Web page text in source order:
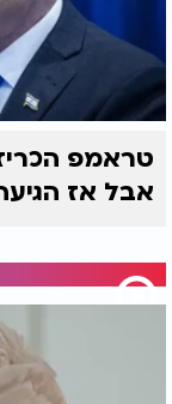
טראמפ
אבל אז